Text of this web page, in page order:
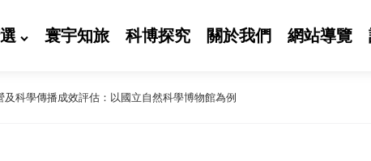
寰宇知旅 科博探究 關於我們 網站導覽
科學傳播成效評估：以國立自然科學博物館為例